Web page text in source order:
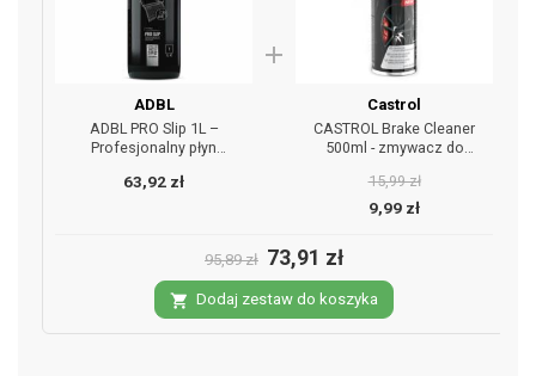
ADBL
ADBL PRO Slip 1L –
Profesjonalny płyn
63,92 zł
add
Castrol
CASTROL Brake Cleaner
500ml - zmywacz do
15,99 zł
9,99 zł
95,89 zł 73,91 zł
shopping_cart Dodaj zestaw do koszyka